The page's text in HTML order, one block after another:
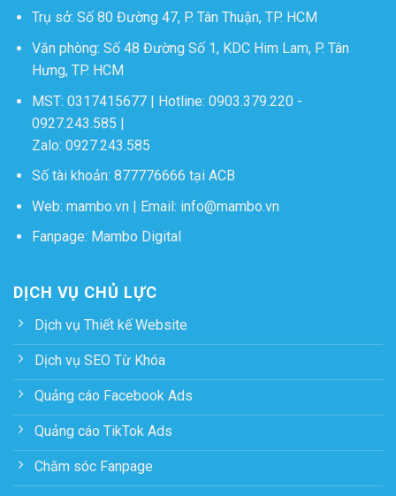
Trụ sở: Số 80 Đường 47, P. Tân Thuận, TP. HCM
Văn phòng: Số 48 Đường Số 1, KDC Him Lam, P. Tân
Hưng, TP. HCM
MST: 0317415677 | Hotline: 0903.379.220-
0927.243.585 |
Zalo: 0927.243.585
Số tài khoản: 877776666 tại ACB
Web: mambo.vn| Email: info@mambo.vn
Fanpage: Mambo Digital
DỊCH VỤ CHỦ LỰC
Dịch vụ Thiết kế Website
Dịch vụ SEO Từ Khóa
Quảng cáo Facebook Ads
Quảng cáo TikTok Ads
Chăm sóc Fanpage